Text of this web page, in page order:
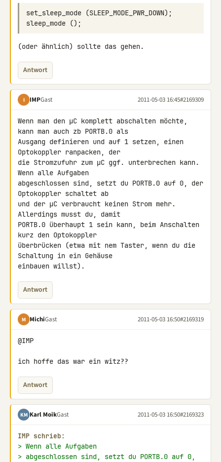
(oder ähnlich) sollte das gehen.
Antwort
I IMPGast 2011-05-03 16:45#2169309
Wenn man den µC komplett abschalten möchte,
kann man auch zb PORTB.0 als
Ausgang definieren und auf 1 setzen, einen
Optokoppler ranpacken, der
die Stromzufuhr zum µC ggf. unterbrechen kann.
Wenn alle Aufgaben
abgeschlossen sind, setzt du PORTB.0 auf 0, der
Optokoppler schaltet ab
und der µC verbraucht keinen Strom mehr.
Allerdings musst du, damit
PORTB.0 überhaupt 1 sein kann, beim Anschalten
kurz den Optokoppler
überbrücken (etwa mit nem Taster, wenn du die
Schaltung in ein Gehäuse
einbauen willst).
Antwort
M MichiGast 2011-05-03 16:50#2169319
@IMP
ich hoffe das war ein witz??
Antwort
KM Karl MoikGast 2011-05-03 16:50#2169323
IMP schrieb:
> Wenn alle Aufgaben
> abgeschlossen sind, setzt du PORTB.0 auf 0,